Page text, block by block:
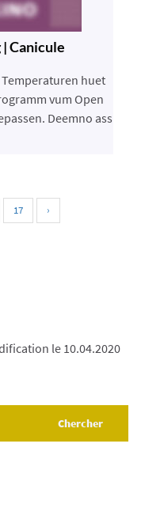
Canicule
huet
vum Open
Deemno ass
17 ›
le 10.04.2020